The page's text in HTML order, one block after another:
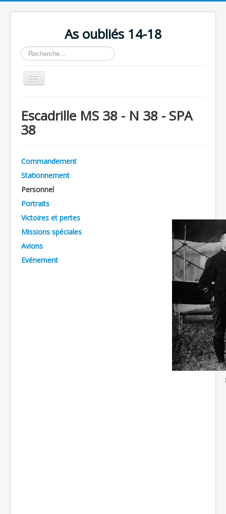
As oubliés 14-18
Rechercher
Basculer
la
Chronologie
Escadrilles
Avions
Personnels
Formation
Doctrines
Les As
Escadrille MS 38 - N 38 - SPA
38
Commandement
Stationnement
Personnel
Portraits
Victoires et pertes
Missions spéciales
Avions
Evénement